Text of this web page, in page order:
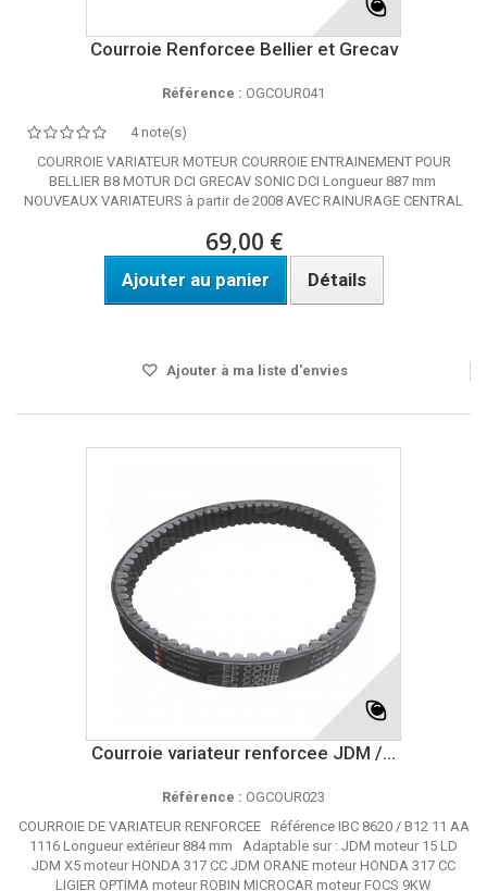
Courroie Renforcee Bellier et Grecav
Référence : OGCOUR041
4 note(s)
COURROIE VARIATEUR MOTEUR COURROIE ENTRAINEMENT POUR
BELLIER B8 MOTUR DCI GRECAV SONIC DCI Longueur 887 mm
NOUVEAUX VARIATEURS à partir de 2008 AVEC RAINURAGE CENTRAL
69,00 €
Ajouter au panier Détails
Ajouter à ma liste d'envies
Courroie variateur renforcee JDM /...
Référence : OGCOUR023
COURROIE DE VARIATEUR RENFORCEE Référence IBC 8620 / B12 11 AA
1116 Longueur extérieur 884 mm Adaptable sur : JDM moteur 15 LD
JDM X5 moteur HONDA 317 CC JDM ORANE moteur HONDA 317 CC
LIGIER OPTIMA moteur ROBIN MICROCAR moteur FOCS 9KW